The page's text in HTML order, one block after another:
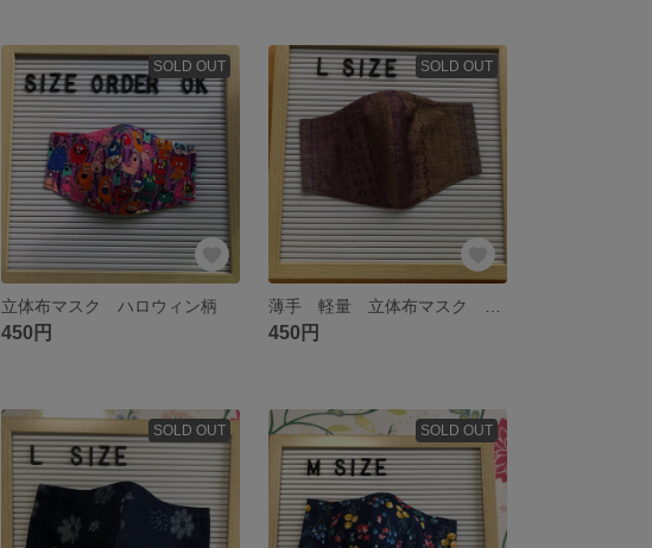
SOLD OUT
立体布マスク ハロウィン柄
450円
SOLD OUT
450円
SOLD OUT SOLD OUT